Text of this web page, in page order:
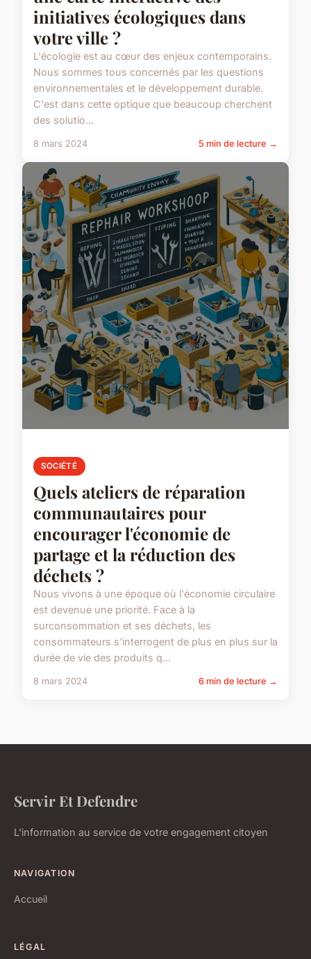
initiatives écologiques dans
votre ville ?
L'écologie est au cœur des enjeux contemporains.
Nous sommes tous concernés par les questions
environnementales et le développement durable.
C'est dans cette optique que beaucoup cherchent
des solutio...
8 mars 2024 5 min de lecture →
SOCIÉTÉ
Quels ateliers de réparation
communautaires pour
encourager l'économie de
partage et la réduction des
déchets ?
Nous vivons à une époque où l'économie circulaire
est devenue une priorité. Face à la
surconsommation et ses déchets, les
consommateurs s'interrogent de plus en plus sur la
durée de vie des produits q...
8 mars 2024 6 min de lecture →
Servir Et Defendre
L'information au service de votre engagement citoyen
NAVIGATION
Accueil
LÉGAL